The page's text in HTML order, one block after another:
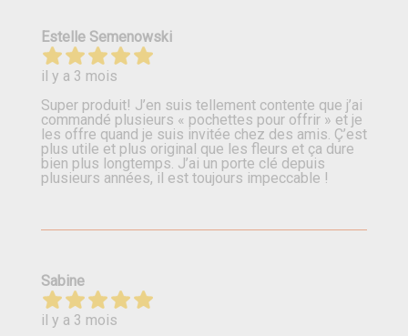
Estelle Semenowski
il y a 3 mois
Super produit! J’en suis tellement contente que j’ai
commandé plusieurs « pochettes pour offrir » et je
les offre quand je suis invitée chez des amis. Ç’est
plus utile et plus original que les fleurs et ça dure
bien plus longtemps. J’ai un porte clé depuis
plusieurs années, il est toujours impeccable !
Sabine
il y a 3 mois